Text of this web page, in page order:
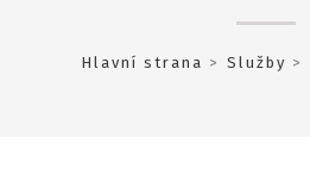
Hlavní strana Služby